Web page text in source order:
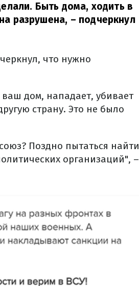
Быть дома, ходить в
разрушена, – подчеркнул
что нужно
ваш дом, нападает, убивает
страну. Это не было
Поздно пытаться найти
организаций", –